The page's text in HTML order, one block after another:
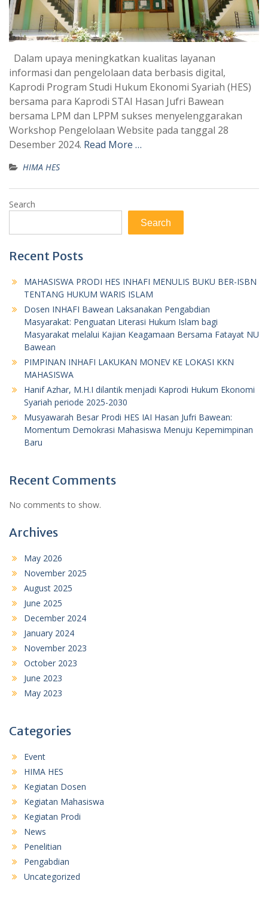
Dalam upaya meningkatkan kualitas layanan
informasi dan pengelolaan data berbasis digital,
Kaprodi Program Studi Hukum Ekonomi Syariah (HES)
bersama para Kaprodi STAI Hasan Jufri Bawean
bersama LPM dan LPPM sukses menyelenggarakan
Workshop Pengelolaan Website pada tanggal 28
Desember 2024. Read More …
HIMA HES
Search
Search
Recent Posts
MAHASISWA PRODI HES INHAFI MENULIS BUKU BER-ISBN
TENTANG HUKUM WARIS ISLAM
Dosen INHAFI Bawean Laksanakan Pengabdian
Masyarakat: Penguatan Literasi Hukum Islam bagi
Masyarakat melalui Kajian Keagamaan Bersama Fatayat NU
Bawean
PIMPINAN INHAFI LAKUKAN MONEV KE LOKASI KKN
MAHASISWA
Hanif Azhar, M.H.I dilantik menjadi Kaprodi Hukum Ekonomi
Syariah periode 2025-2030
Musyawarah Besar Prodi HES IAI Hasan Jufri Bawean:
Momentum Demokrasi Mahasiswa Menuju Kepemimpinan
Baru
Recent Comments
No comments to show.
Archives
May 2026
November 2025
August 2025
June 2025
December 2024
January 2024
November 2023
October 2023
June 2023
May 2023
Categories
Event
HIMA HES
Kegiatan Dosen
Kegiatan Mahasiswa
Kegiatan Prodi
News
Penelitian
Pengabdian
Uncategorized